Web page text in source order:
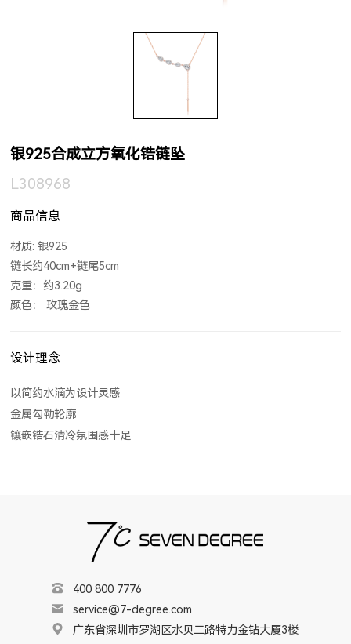
银925合成立方氧化锆链坠
L308968
商品信息
材质: 银925
链长约40cm+链尾5cm
克重：约3.20g
颜色： 玫瑰金色
设计理念
以简约水滴为设计灵感
金属勾勒轮廓
镶嵌锆石清冷氛围感十足
400 800 7776
service@7-degree.com
广东省深圳市罗湖区水贝二路特力金钻大厦3楼